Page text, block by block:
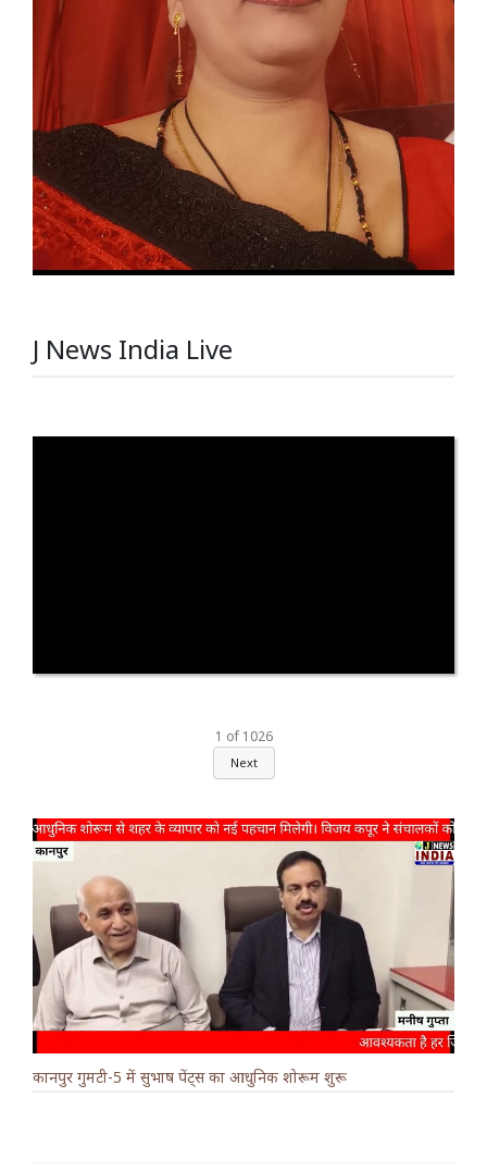
J News India Live
1 of 1026
Next
कानपुर गुमटी-5 में सुभाष पेंट्स का आधुनिक शोरूम शुरू